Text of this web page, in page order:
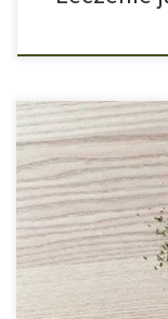
Herbata
czasie uzyskała
oficjalnie
pochodzi z tak
która jest
posiada znikome